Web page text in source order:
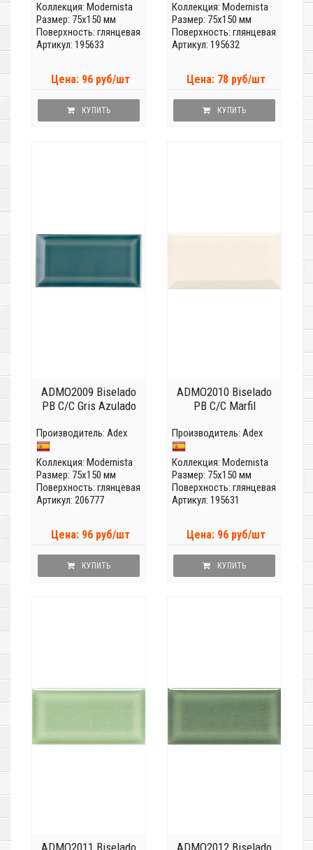
Коллекция: Modernista
Размер: 75x150 мм
Поверхность: глянцевая
Артикул: 195633
Цена: 96 руб/шт
КУПИТЬ
Коллекция: Modernista
Размер: 75x150 мм
Поверхность: глянцевая
Артикул: 195632
Цена: 78 руб/шт
КУПИТЬ
ADMO2009 Biselado
PB C/C Gris Azulado
Производитель: Adex
Коллекция: Modernista
Размер: 75x150 мм
Поверхность: глянцевая
Артикул: 206777
Цена: 96 руб/шт
КУПИТЬ
ADMO2010 Biselado
PB C/C Marfil
Производитель: Adex
Коллекция: Modernista
Размер: 75x150 мм
Поверхность: глянцевая
Артикул: 195631
Цена: 96 руб/шт
КУПИТЬ